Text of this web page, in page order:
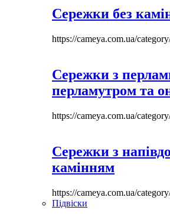
Сережки без
https://cameya.com.ua/
Сережки з
перламутром та
https://cameya.com.ua/
Сережки з
камінням
https://cameya.com.ua/
Підвіски